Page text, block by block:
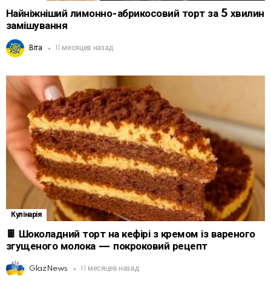
Найніжніший лимонно-абрикосовий торт за 5 хвилин
замішування
Віта 11 месяцев назад
Кулінарія
🍫 Шоколадний торт на кефірі з кремом із вареного
згущеного молока — покроковий рецепт
GlazNews 11 месяцев назад